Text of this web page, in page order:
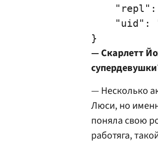
"uid":
—Скарлетт
— Несколько
Люси, но
поняла свою
работяга,